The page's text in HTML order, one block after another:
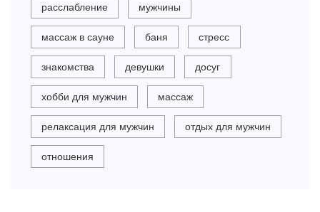
расслабление мужчины
массаж в сауне баня стресс
знакомства девушки досуг
хобби для мужчин массаж
релаксация для мужчин отдых для мужчин
отношения